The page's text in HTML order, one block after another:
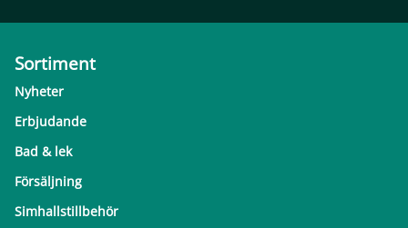
Sortiment
Nyheter
Erbjudande
Bad & lek
Försäljning
Simhallstillbehör